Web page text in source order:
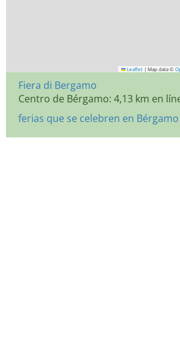
Leaflet | Map data ©
Fiera di Bergamo
Centro de Bérgamo: 4,13 km en
ferias que se celebren en Bérgamo